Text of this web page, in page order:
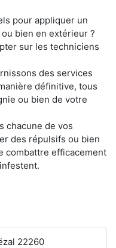
pour appliquer un
bien en extérieur ?
sur les techniciens
des services
définitive, tous
ou bien de votre
chacune de vos
des répulsifs ou bien
combattre efficacement
22260